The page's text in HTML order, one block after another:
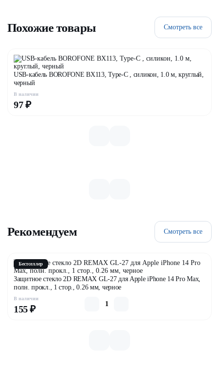
Похожие товары Смотреть все
USB-кабель BOROFONE BX113, Type-C , силикон, 1.0 м, круглый,
черный
В наличии
97 ₽
Рекомендуем Смотреть все
Бестселлер
Защитное стекло 2D REMAX GL-27 для Apple iPhone 14 Pro Max,
полн. прокл., 1 стор., 0.26 мм, черное
В наличии
155 ₽